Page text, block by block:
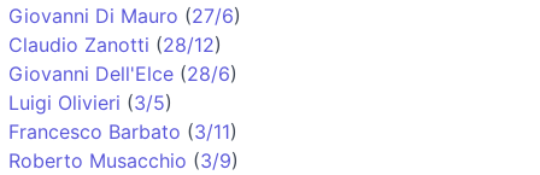
Giovanni Di Mauro (27/6)
Claudio Zanotti (28/12)
Giovanni Dell'Elce (28/6)
Luigi Olivieri (3/5)
Francesco Barbato (3/11)
Roberto Musacchio (3/9)